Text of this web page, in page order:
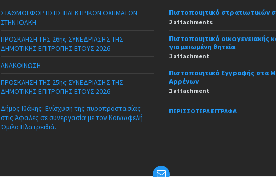
ΣΤΑΘΜΟΙ ΦΟΡΤΙΣΗΣ ΗΛΕΚΤΡΙΚΩΝ ΟΧΗΜΑΤΩΝ
ΣΤΗΝ ΙΘΑΚΗ
ΠΡΟΣΚΛΗΣΗ ΤΗΣ 26ης ΣΥΝΕΔΡΙΑΣΗΣ ΤΗΣ
ΔΗΜΟΤΙΚΗΣ ΕΠΙΤΡΟΠΗΣ ΕΤΟΥΣ 2026
ΑΝΑΚΟΙΝΩΣΗ
ΠΡΟΣΚΛΗΣΗ ΤΗΣ 25ης ΣΥΝΕΔΡΙΑΣΗΣ ΤΗΣ
ΔΗΜΟΤΙΚΗΣ ΕΠΙΤΡΟΠΗΣ ΕΤΟΥΣ 2026
Δήμος Ιθάκης: Ενίσχυση της πυροπροστασίας
στις Άφαλες σε συνεργασία με τον Κοινωφελή
Όμιλο Πλατρειθιά.
Πιστοποιητικό στρατιωτικών
2 attachments
Πιστοποιητικό οικογενειακής
για μειωμένη θητεία
1 attachment
Πιστοποιητικό Εγγραφής στα
Αρρένων
1 attachment
ΠΕΡΙΣΣΌΤΕΡΑ ΈΓΓΡΑΦΑ